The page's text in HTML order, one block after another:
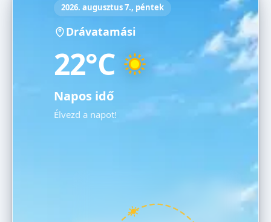
2026. augusztus 7., péntek
Drávatamási
22°C
Napos idő
Élvezd a napot!